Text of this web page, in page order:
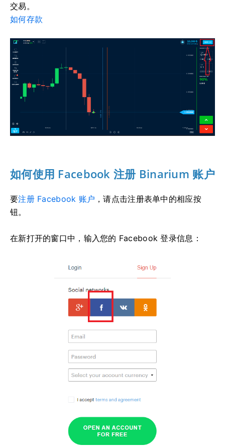
交易。
如何存款
如何使用 Facebook 注册 Binarium 账户
要注册 Facebook 账户 ，请点击注册表单中的相应按
钮。
在新打开的窗口中，输入您的 Facebook 登录信息：